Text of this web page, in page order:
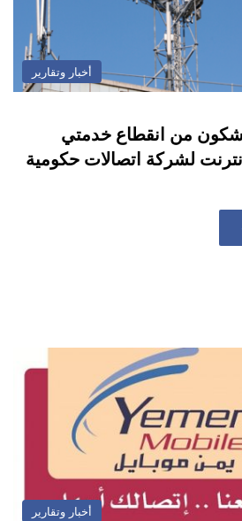
أخبار وتقارير
من انقطاع خدمتي
لشركة اتصالات حكومية
أخبار وتقارير